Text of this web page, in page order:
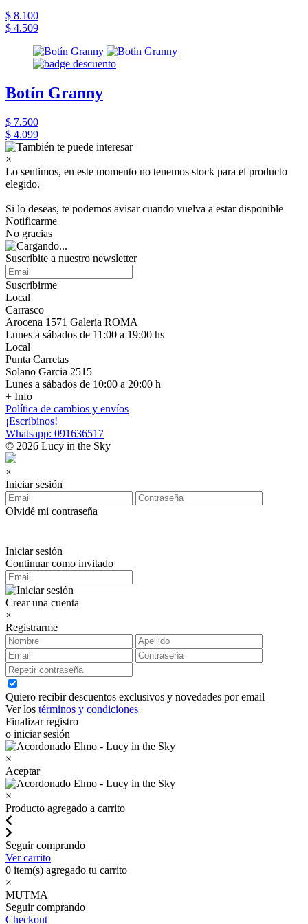
$ 8.100
$ 4.509
Botín Granny
$ 7.500
$ 4.099
×
Lo sentimos, en este momento no tenemos stock para el producto
elegido.
Si lo deseas, te podemos avisar cuando vuelva a estar disponible
Notificarme
No gracias
Suscribite a nuestro newsletter
Suscribirme
Local
Carrasco
Arocena 1571 Galería ROMA
Lunes a sábados de 11:00 a 19:00 hs
Local
Punta Carretas
Solano Garcia 2515
Lunes a sábados de 10:00 a 20:00 h
+ Info
Política de cambios y envíos
¡Escribinos!
Whatsapp: 091636517
© 2026 Lucy in the Sky
×
Iniciar sesión
Olvidé mi contraseña
Iniciar sesión
Continuar como invitado
Crear una cuenta
×
Registrarme
Quiero recibir descuentos exclusivos y novedades por email
Ver los términos y condiciones
Finalizar registro
o iniciar sesión
×
Aceptar
×
Producto agregado a carrito
Seguir comprando
Ver carrito
0 item(s) agregado tu carrito
×
MUTMA
Seguir comprando
Checkout